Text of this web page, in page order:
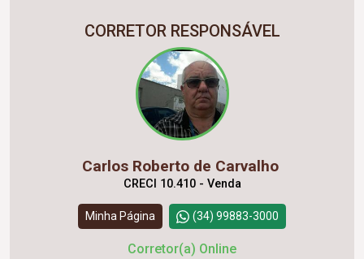
CORRETOR RESPONSÁVEL
Carlos Roberto de Carvalho
CRECI 10.410 - Venda
Minha Página (34) 99883-3000
Corretor(a) Online